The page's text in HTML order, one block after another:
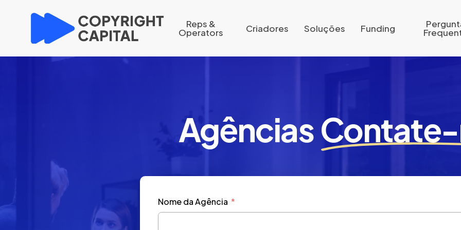
Reps &
Operators Criadores Soluções Funding
Agências
Nome da Agência